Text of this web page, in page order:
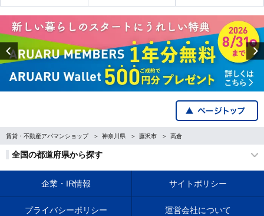
Previous
賃貸・不動産アパマンショップ 神奈川県 藤沢市 高倉
全国の都道府県から探す
企業・IR情報 サイトポリシー
プライバシーポリシー 運営会社について